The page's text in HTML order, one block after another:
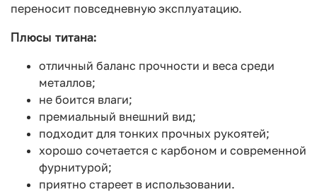
переносит повседневную эксплуатацию.
Плюсы титана:
отличный баланс прочности и веса среди
металлов;
не боится влаги;
премиальный внешний вид;
подходит для тонких прочных рукоятей;
хорошо сочетается с карбоном и современной
фурнитурой;
приятно стареет в использовании.